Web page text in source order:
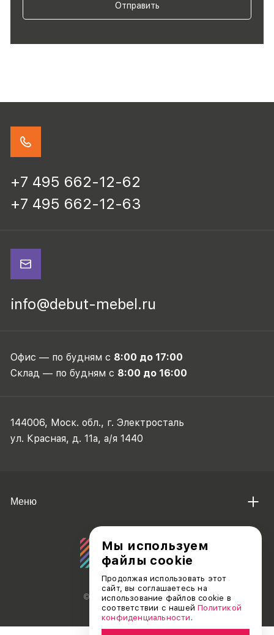
Отправить
+7 495 662-12-62
+7 495 662-12-63
info@debut-mebel.ru
Офис — по будням с 8:00 до 17:00
Склад — по будням с 8:00 до 16:00
144006, Моск. обл., г. Электросталь
ул. Красная, д. 11а, а/я 1440
© АО «ДЕБЮТ», 2011 — 2026
Меню
Мы используем
файлы cookie
Продолжая использовать этот
сайт, вы соглашаетесь на
использование файлов cookie в
соответствии с нашейПолитикой
конфиденциальности .